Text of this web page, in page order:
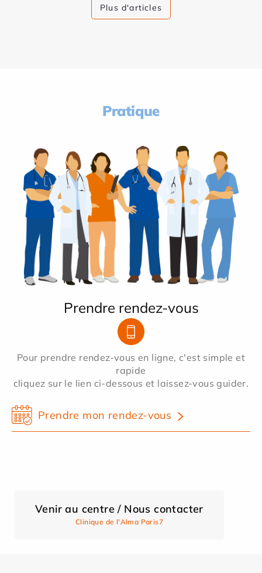
Plus d'articles
Pratique
Prendre rendez-vous
Pour prendre rendez-vous en ligne, c'est simple et
rapide
cliquez sur le lien ci-dessous et laissez-vous guider.
Prendre mon rendez-vous
Venir au centre / Nous contacter
Clinique de l'Alma Paris7